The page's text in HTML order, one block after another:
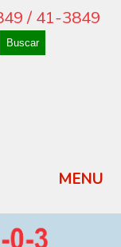
/ 41-3849
Buscar
MENU